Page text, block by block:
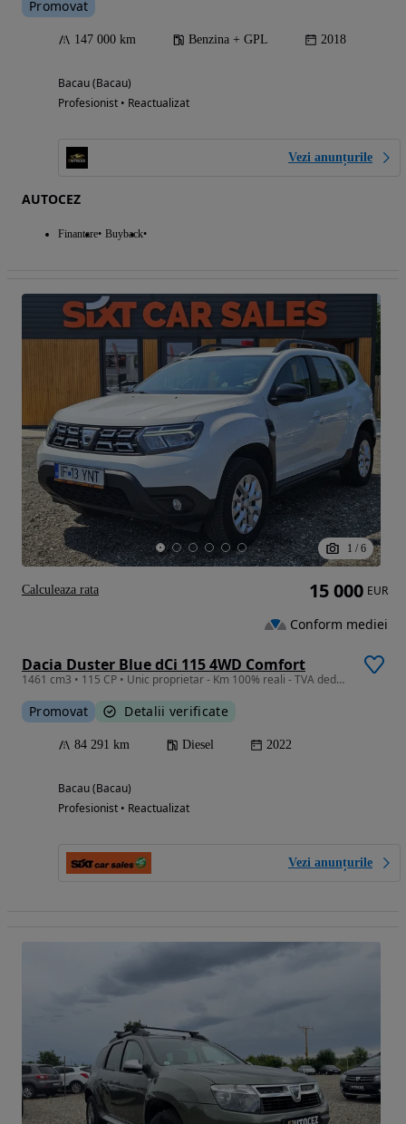
Promovat
147 000 km Benzina + GPL 2018
Bacau (Bacau)
Profesionist • Reactualizat
Vezi anunțurile
AUTOCEZ
Finantare Buyback
1 / 6
Dacia Duster Blue dCi 115 4WD Comfort
1461 cm3 • 115 CP • Unic proprietar - Km 100% reali - TVA deductibil
Promovat Detalii verificate
84 291 km Diesel 2022
Bacau (Bacau)
Profesionist • Reactualizat
Vezi anunțurile
15 000 EUR
Conform mediei
Calculeaza rata